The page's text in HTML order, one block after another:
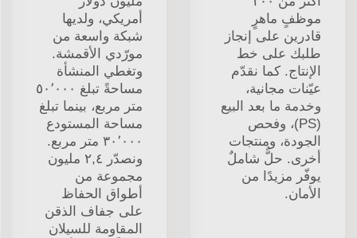
موظفٍ ماهرٍ
قادرين على إنجاز
طلبك على خط
الإنتاج. كما نقدّم
عيّنات مجانية،
وخدمة ما بعد البيع
(PS)، وفحص
الجودة، ومنتجات
أخرى. حلٌّ شاملٌ
يوفّر مزيدًا من
الأمان.
أمريكي، ولديها
شبكة واسعة من
مورّدي الأقمشة.
وتغطي المنشأة
مساحةً تبلغ ٥٠٬٠٠٠
متر مربع، بينما تبلغ
مساحة المستودع
٣٠٬٠٠٠ متر مربع.
ونصدّر ٢,٤ مليون
مجموعة من
أطواق الحفاظ
على جفاف الذقن
المقاومة للسيلان